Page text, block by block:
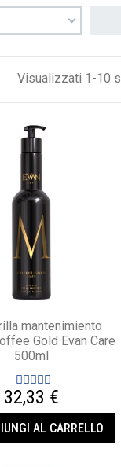
Visualizzati 1-10
mantenimiento
Gold Evan Care
500ml
32,33 €
AL CARRELLO